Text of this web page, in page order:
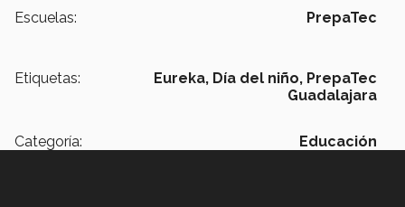
Escuelas: PrepaTec
Etiquetas: Eureka, Día del niño, PrepaTec
Guadalajara
Categoría: Educación